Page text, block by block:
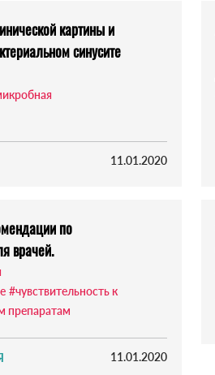
картины и
синусите
11.01.2020
по
врачей.
#чувствительность к
препаратам
11.01.2020